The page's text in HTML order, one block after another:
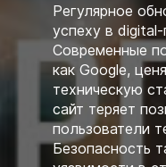
Регулярное
успеху в
Современные
как Google,
техническую
сайт теряет
пользователи
Безопасность